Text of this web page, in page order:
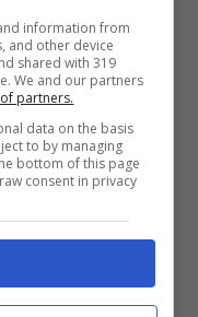
norma
cambiato, si
tantissimi
in
inFranciai
information from
and other device
shared with 319
We and our partners
partners.
data on the basis
to by managing
bottom of this page
consent in privacy